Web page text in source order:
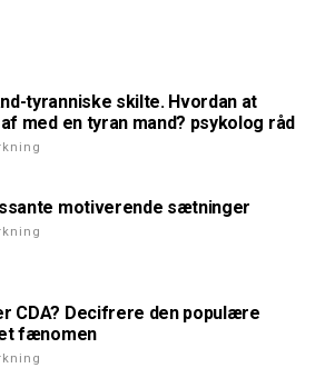
tyranniske skilte. Hvordan at
med en tyran mand? psykolog råd
motiverende sætninger
CDA? Decifrere den populære
fænomen